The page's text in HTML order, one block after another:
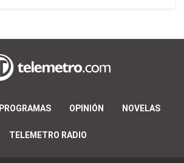
PROGRAMAS OPINIÓN NOVELAS
TELEMETRO RADIO